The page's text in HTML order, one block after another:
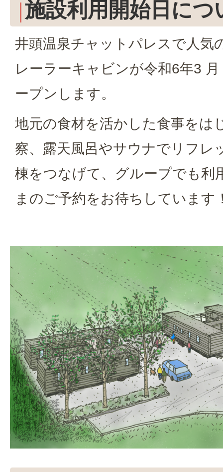
施設利用開始日につ
井頭温泉チャットパレスで人気
レーラーキャビンが令和6年3
ープンします。
地元の食材を活かした食事をは
察、露天風呂やサウナでリフレ
棟をつなげて、グループでも利
まのご予約をお待ちしています